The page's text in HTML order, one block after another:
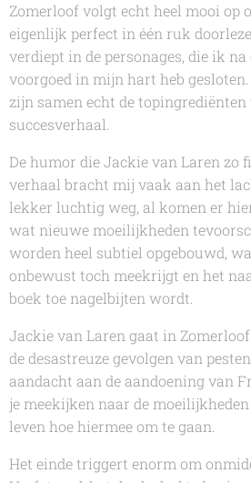
Zomerloofvolgt echt heel mooi op
eigenlijk perfect in één ruk
verdiept in de personages, die ik na
voorgoed in mijn hart heb gesloten.
zijn samen echt de topingrediënten
succesverhaal.
De humor dieJackie van Laren zo
verhaal bracht mij vaak aan het
lekker luchtig weg, al komen er
wat nieuwe moeilijkheden
worden heel subtiel opgebouwd,
onbewust toch meekrijgt en het
boek toe nagelbijten wordt.
Jackie van Larengaat inZomerloof
de desastreuze gevolgen van
aandacht aan de aandoening van
je meekijken naar de
leven hoe hiermee om te gaan.
Het einde triggert enorm om